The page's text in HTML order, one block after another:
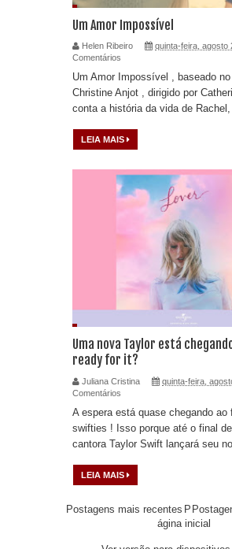
Um Amor Impossível
Helen Ribeiro
quinta-feira, agosto
Comentários
Um Amor Impossível , baseado
Christine Anjot , dirigido por
conta a história da vida de
LEIA MAIS
Uma nova Taylor está
ready for it?
Juliana Cristina
quinta-feira,
Comentários
A espera está quase chegando ao
swifties ! Isso porque até o final
cantora Taylor Swift lançará seu
LEIA MAIS
Postagens mais recentes P
ágina inicial